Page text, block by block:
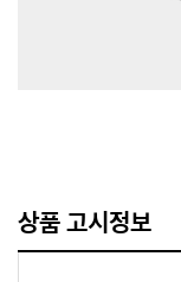
상품 고시정보